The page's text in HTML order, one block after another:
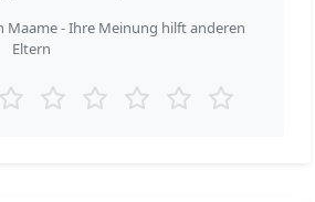
Maame - Ihre Meinung hilft anderen
Eltern